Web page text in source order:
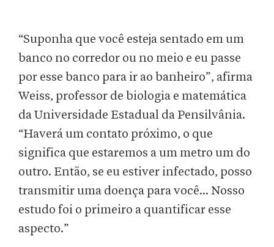
“Suponha que você esteja sentado em um
banco no corredor ou no meio e eu passe
por esse banco para ir ao banheiro”, afirma
Weiss, professor de biologia e matemática
da Universidade Estadual da Pensilvânia.
“Haverá um contato próximo, o que
significa que estaremos a um metro um do
outro. Então, se eu estiver infectado, posso
transmitir uma doença para você... Nosso
estudo foi o primeiro a quantificar esse
aspecto.”